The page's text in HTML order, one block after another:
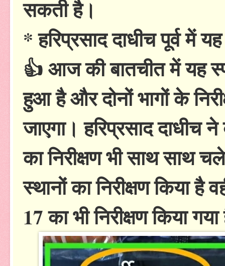
सकती है।
* हरिप्रसाद दाधीच पूर्व में
👍 आज की बातचीत में यह
हुआ है और दोनों भागों के
जाएगा। हरिप्रसाद दाधीच ने
का निरीक्षण भी साथ
स्थानों का निरीक्षण किया है
17 का भी निरीक्षण किया